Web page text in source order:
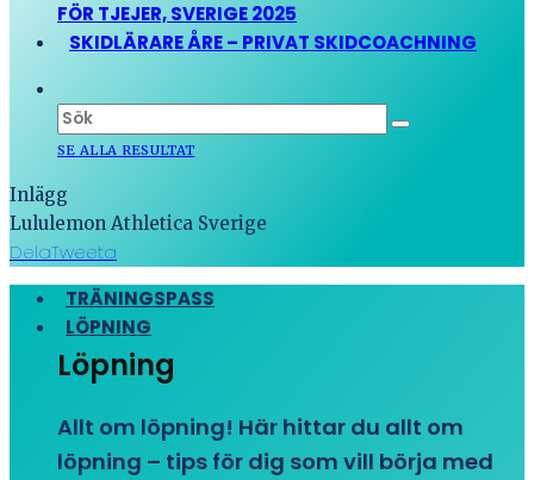
FÖR TJEJER, SVERIGE 2025
SKIDLÄRARE ÅRE – PRIVAT SKIDCOACHNING
SE ALLA RESULTAT
Inlägg
Lululemon Athletica Sverige
DelaTweeta
TRÄNINGSPASS
LÖPNING
Löpning
Allt om löpning! Här hittar du allt om
löpning – tips för dig som vill börja med